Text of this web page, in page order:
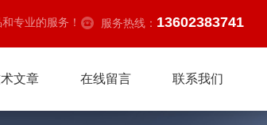
专业的服务！ 服务热线： 13602383741
文章 在线留言 联系我们